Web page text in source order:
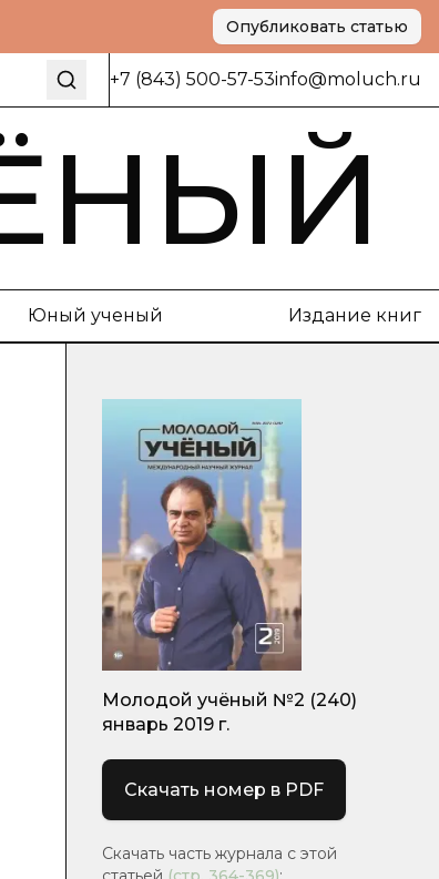
Опубликовать статью
+7 (843) 500-57-53info@moluch.ru
Юный ученый Издание книг
Молодой учёный №2 (240)
январь 2019 г.
Скачать номер в PDF
Скачать часть журнала с этой